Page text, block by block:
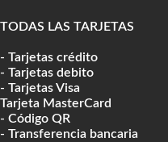
TODAS LAS TARJETAS
- Tarjetas crédito
- Tarjetas debito
- Tarjetas Visa
Tarjeta MasterCard
- Código QR
- Transferencia bancaria